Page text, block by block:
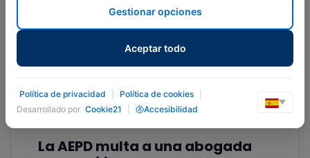
La AEPD multa a una abogada
Gestionar opciones
Aceptar todo
Política de privacidad Política de cookies
Desarrollado por Cookie21 Accesibilidad
▼